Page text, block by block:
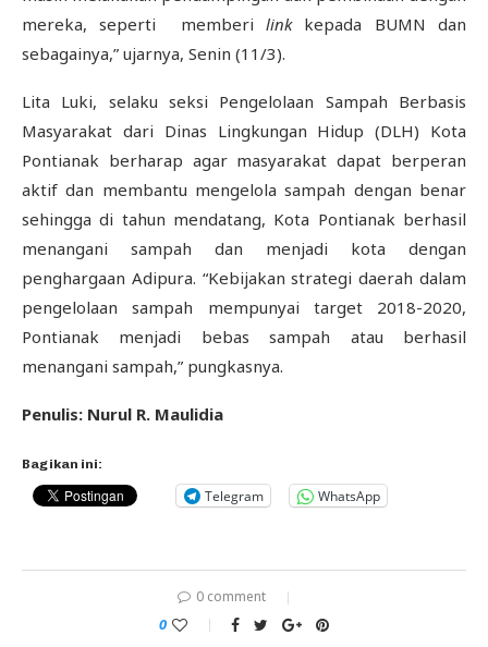
mereka, seperti memberilinkkepada BUMN dan
sebagainya,” ujarnya, Senin (11/3).
Lita Luki, selaku seksi Pengelolaan Sampah Berbasis
Masyarakat dari Dinas Lingkungan Hidup (DLH) Kota
Pontianak berharap agar masyarakat dapat berperan
aktif dan membantu mengelola sampah dengan benar
sehingga di tahun mendatang, Kota Pontianak berhasil
menangani sampah dan menjadi kota dengan
penghargaan Adipura. “Kebijakan strategi daerah dalam
pengelolaan sampah mempunyai target 2018-2020,
Pontianak menjadi bebas sampah atau berhasil
menangani sampah,” pungkasnya.
Penulis: Nurul R. Maulidia
Bagikan ini:
Telegram WhatsApp
0 comment
0